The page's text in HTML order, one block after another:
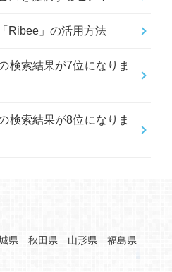
Ribee」の活用方法
検索結果が7位になりま
検索結果が8位になりま
県 秋田県 山形県 福島県